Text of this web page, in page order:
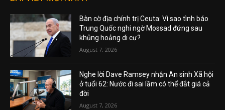
Bàn cờ địa chính trị Ceuta: Vì sao tình báo
Trung Quốc nghi ngờ Mossad đứng sau
khủng hoảng di cư?
August 7, 2026
Nghe lời Dave Ramsey nhận An sinh Xã hội
ở tuổi 62: Nước đi sai lầm có thể đắt giá cả
đời
August 7, 2026